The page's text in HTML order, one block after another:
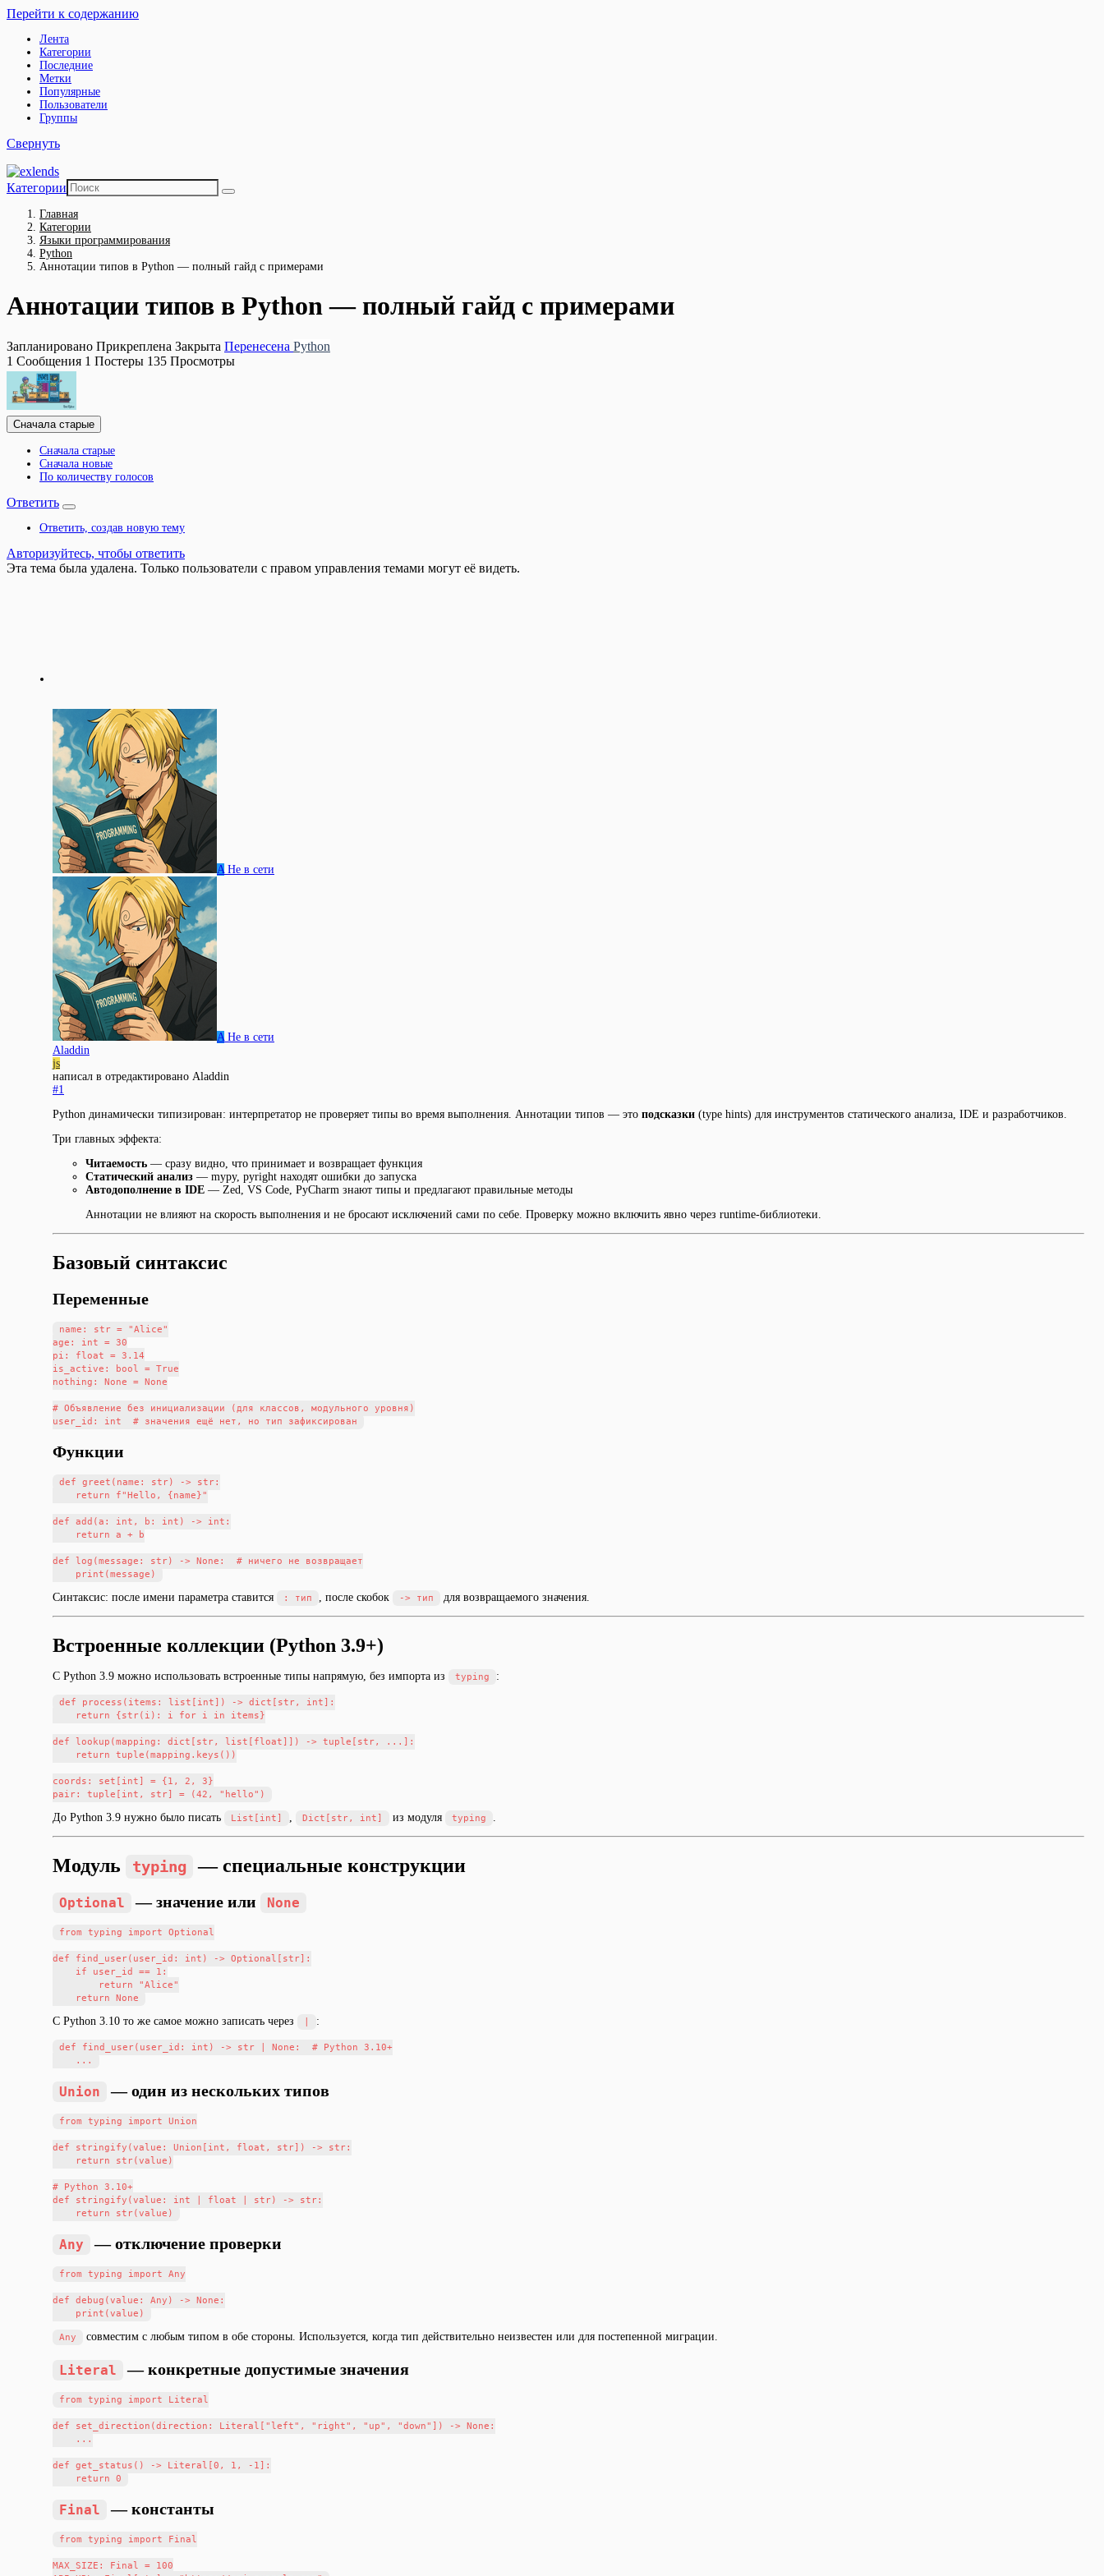
Перейти к содержанию
Лента
Категории
Последние
Метки
Популярные
Пользователи
Группы
Свернуть
Категории
Главная
Категории
Языки программирования
Python
Аннотации типов в Python — полный гайд с примерами
Аннотации типов в Python — полный гайд с примерами
Запланировано Прикреплена Закрыта Перенесена Python
1 Сообщения 1 Постеры 135 Просмотры
Сначала старые
Сначала старые
Сначала новые
По количеству голосов
Ответить
Ответить, создав новую тему
Авторизуйтесь, чтобы ответить
Эта тема была удалена. Только пользователи с правом управления темами могут её видеть.
A Не в сети
A Не в сети
Aladdin
js
написал в отредактировано Aladdin
#1
Python динамически типизирован: интерпретатор не проверяет типы во время выполнения. Аннотации типов — это подсказки (type hints) для инструментов статического анализа, IDE и разработчиков.
Три главных эффекта:
Читаемость — сразу видно, что принимает и возвращает функция
Статический анализ — mypy, pyright находят ошибки до запуска
Автодополнение в IDE — Zed, VS Code, PyCharm знают типы и предлагают правильные методы
Аннотации не влияют на скорость выполнения и не бросают исключений сами по себе. Проверку можно включить явно через runtime-библиотеки.
Базовый синтаксис
Переменные
name: str = "Alice"
age: int = 30
pi: float = 3.14
is_active: bool = True
nothing: None = None
# Объявление без инициализации (для классов, модульного уровня)
Функции
def greet(name: str) -> str:
    return f"Hello, {name}"
def add(a: int, b: int) -> int:
    return a + b
def log(message: str) -> None:  # ничего не возвращает
Синтаксис: после имени параметра ставится : тип , после скобок -> тип для возвращаемого значения.
Встроенные коллекции (Python 3.9+)
С Python 3.9 можно использовать встроенные типы напрямую, без импорта из typing :
def process(items: list[int]) -> dict[str, int]:
    return {str(i): i for i in items}
def lookup(mapping: dict[str, list[float]]) -> tuple[str, ...]:
    return tuple(mapping.keys())
coords: set[int] = {1, 2, 3}
До Python 3.9 нужно было писать List[int] , Dict[str, int] из модуля typing .
Модуль typing — специальные конструкции
Optional — значение или None
from typing import Optional
def find_user(user_id: int) -> Optional[str]:
    if user_id == 1:
        return "Alice"
С Python 3.10 то же самое можно записать через :
def find_user(user_id: int) -> str | None:  # Python 3.10+
Union — один из нескольких типов
from typing import Union
def stringify(value: Union[int, float, str]) -> str:
    return str(value)
# Python 3.10+
def stringify(value: int | float | str) -> str:
Any — отключение проверки
from typing import Any
def debug(value: Any) -> None:
Any совместим с любым типом в обе стороны. Используется, когда тип действительно неизвестен или для постепенной миграции.
Literal — конкретные допустимые значения
from typing import Literal
def set_direction(direction: Literal["left", "right", "up", "down"]) -> None:
    ...
def get_status() -> Literal[0, 1, -1]:
Final — константы
from typing import Final
MAX_SIZE: Final = 100